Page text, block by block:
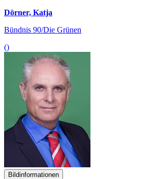
Dörner, Katja
Bündnis 90/Die Grünen
()
Bildinformationen